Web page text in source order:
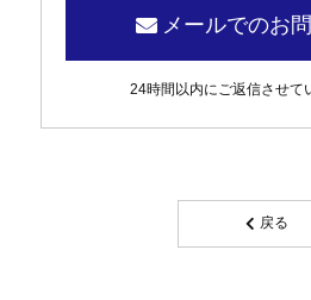
メールでのお
24時間以内にご返信させて
戻る